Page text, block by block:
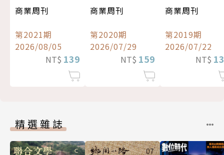
商業周刊
第2021期
2026/08/05
NT$ 139
商業周刊
第2020期
2026/07/29
NT$ 159
商業周刊
第2019期
2026/07/22
NT$
精選雜誌